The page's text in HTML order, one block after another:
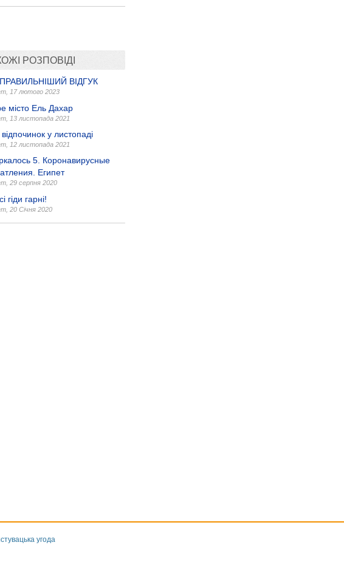
РОЗПОВІДІ
ВІДГУК
17 лютого 2023
місто Ель Дахар
13 листопада 2021
у листопаді
12 листопада 2021
5. Коронавирусные
Египет
29 серпня 2020
гіди гарні!
20 Січня 2020
угода